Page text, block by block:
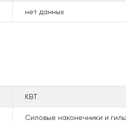
нет данных
КВТ
Силовые наконечники и